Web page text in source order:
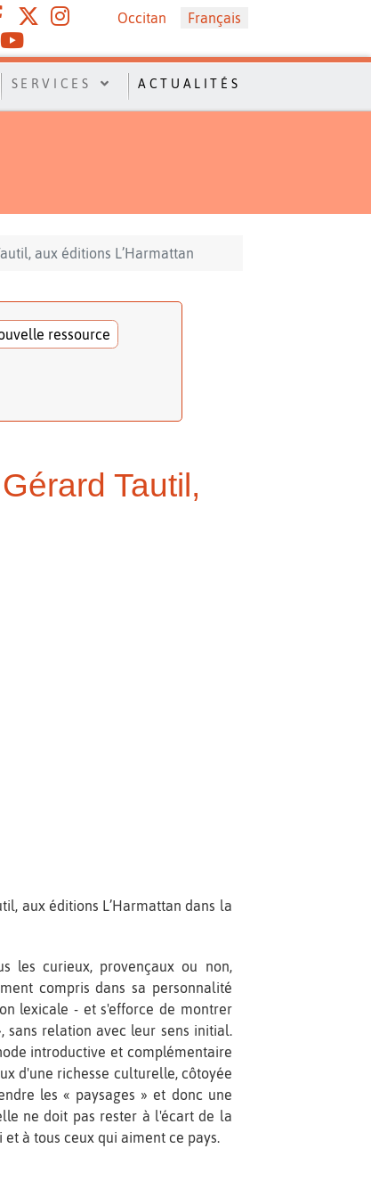
Sélectionnez votre langue
Occitan Français
SERVICES ACTUALITÉS
aux éditions L’Harmattan
ressource
Tautil,
aux éditions L’Harmattan dans la
les curieux, provençaux ou non,
compris dans sa personnalité
lexicale - et s'efforce de montrer
sans relation avec leur sens initial.
introductive et complémentaire
d'une richesse culturelle, côtoyée
les « paysages » et donc une
ne doit pas rester à l'écart de la
à tous ceux qui aiment ce pays.